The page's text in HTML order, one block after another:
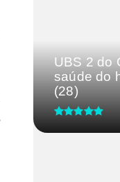
UBS 2 do
saúde do
(28)